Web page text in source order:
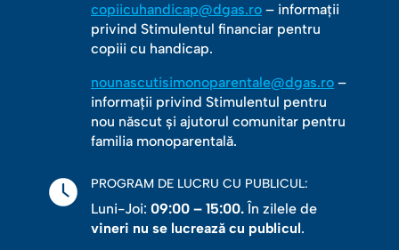
copiicuhandicap@dgas.ro– informații
privind Stimulentul financiar pentru
copiii cu handicap.
nounascutisimonoparentale@dgas.ro–
informații privind Stimulentul pentru
nou născut și ajutorul comunitar pentru
familia monoparentală.
PROGRAM DE LUCRU CU PUBLICUL:
Luni-Joi: 09:00 – 15:00.În zilele de
vineri nu se lucrează cu publicul.